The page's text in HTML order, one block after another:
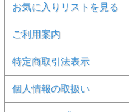
お気に入りリストを見る
ご利用案内
特定商取引法表示
個人情報の取扱い